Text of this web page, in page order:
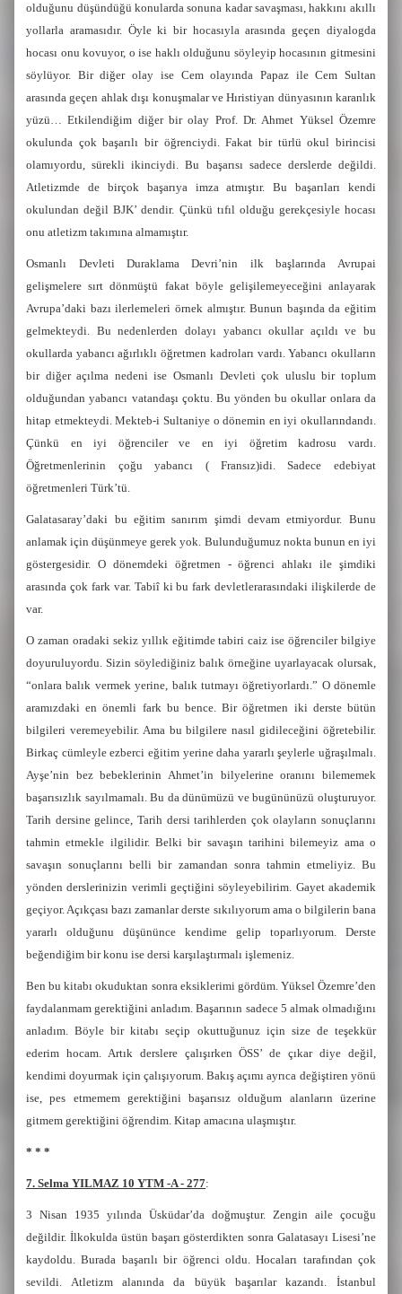
olduğunu düşündüğü konularda sonuna kadar savaşması, hakkını akıllı
yollarla aramasıdır. Öyle ki bir hocasıyla arasında geçen diyalogda
hocası onu kovuyor, o ise haklı olduğunu söyleyip hocasının gitmesini
söylüyor. Bir diğer olay ise Cem olayında Papaz ile Cem Sultan
arasında geçen ahlak dışı konuşmalar ve Hıristiyan dünyasının karanlık
yüzü… Etkilendiğim diğer bir olay Prof. Dr. Ahmet Yüksel Özemre
okulunda çok başarılı bir öğrenciydi. Fakat bir türlü okul birincisi
olamıyordu, sürekli ikinciydi. Bu başarısı sadece derslerde değildi.
Atletizmde de birçok başarıya imza atmıştır. Bu başarıları kendi
okulundan değil BJK’ dendir. Çünkü tıfıl olduğu gerekçesiyle hocası
onu atletizm takımına almamıştır.
Osmanlı Devleti Duraklama Devri’nin ilk başlarında Avrupai
gelişmelere sırt dönmüştü fakat böyle gelişilemeyeceğini anlayarak
Avrupa’daki bazı ilerlemeleri örnek almıştır. Bunun başında da eğitim
gelmekteydi. Bu nedenlerden dolayı yabancı okullar açıldı ve bu
okullarda yabancı ağırlıklı öğretmen kadroları vardı. Yabancı okulların
bir diğer açılma nedeni ise Osmanlı Devleti çok uluslu bir toplum
olduğundan yabancı vatandaşı çoktu. Bu yönden bu okullar onlara da
hitap etmekteydi. Mekteb-i Sultaniye o dönemin en iyi okullarındandı.
Çünkü en iyi öğrenciler ve en iyi öğretim kadrosu vardı.
Öğretmenlerinin çoğu yabancı ( Fransız)idi. Sadece edebiyat
öğretmenleri Türk’tü.
Galatasaray’daki bu eğitim sanırım şimdi devam etmiyordur. Bunu
anlamak için düşünmeye gerek yok. Bulunduğumuz nokta bunun en iyi
göstergesidir. O dönemdeki öğretmen - öğrenci ahlakı ile şimdiki
arasında çok fark var. Tabiî ki bu fark devletlerarasındaki ilişkilerde de
var.
O zaman oradaki sekiz yıllık eğitimde tabiri caiz ise öğrenciler bilgiye
doyuruluyordu. Sizin söylediğiniz balık örneğine uyarlayacak olursak,
“onlara balık vermek yerine, balık tutmayı öğretiyorlardı.” O dönemle
aramızdaki en önemli fark bu bence. Bir öğretmen iki derste bütün
bilgileri veremeyebilir. Ama bu bilgilere nasıl gidileceğini öğretebilir.
Birkaç cümleyle ezberci eğitim yerine daha yararlı şeylerle uğraşılmalı.
Ayşe’nin bez bebeklerinin Ahmet’in bilyelerine oranını bilememek
başarısızlık sayılmamalı. Bu da dünümüzü ve bugününüzü oluşturuyor.
Tarih dersine gelince, Tarih dersi tarihlerden çok olayların sonuçlarını
tahmin etmekle ilgilidir. Belki bir savaşın tarihini bilemeyiz ama o
savaşın sonuçlarını belli bir zamandan sonra tahmin etmeliyiz. Bu
yönden derslerinizin verimli geçtiğini söyleyebilirim. Gayet akademik
geçiyor. Açıkçası bazı zamanlar derste sıkılıyorum ama o bilgilerin bana
yararlı olduğunu düşününce kendime gelip toparlıyorum. Derste
beğendiğim bir konu ise dersi karşılaştırmalı işlemeniz.
Ben bu kitabı okuduktan sonra eksiklerimi gördüm. Yüksel Özemre’den
faydalanmam gerektiğini anladım. Başarının sadece 5 almak olmadığını
anladım. Böyle bir kitabı seçip okuttuğunuz için size de teşekkür
ederim hocam. Artık derslere çalışırken ÖSS’ de çıkar diye değil,
kendimi doyurmak için çalışıyorum. Bakış açımı ayrıca değiştiren yönü
ise, pes etmemem gerektiğini başarısız olduğum alanların üzerine
gitmem gerektiğini öğrendim. Kitap amacına ulaşmıştır.
* * *
7. Selma YILMAZ 10 YTM -A - 277:
3 Nisan 1935 yılında Üsküdar’da doğmuştur. Zengin aile çocuğu
değildir. İlkokulda üstün başarı gösterdikten sonra Galatasayı Lisesi’ne
kaydoldu. Burada başarılı bir öğrenci oldu. Hocaları tarafından çok
sevildi. Atletizm alanında da büyük başarılar kazandı. İstanbul